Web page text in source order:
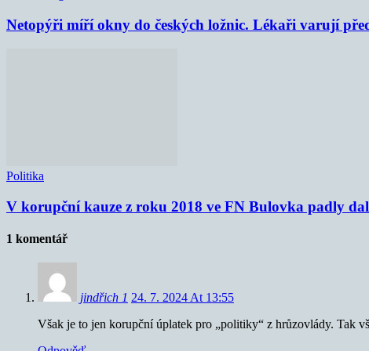
Netopýři míří okny do českých ložnic. Lékaři varují
Politika
V korupční kauze z roku 2018 ve FN Bulovka padly
1 komentář
jindřich 1 24. 7. 2024 At 13:55
Však je to jen korupční úplatek pro „politiky“ z hrůzovlády. Tak